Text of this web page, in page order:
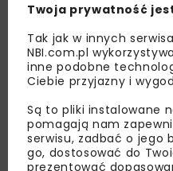
Zapisz się do
nas najlepsze
zaproszenia na
dedykowane akcje
Zapoznałam/em się z
Regulaminemoraz
podany przeze mnie adres
Twoja prywatność
Tak jak w innych
NBI.com.pl
inne podobne
Ciebie przyjazny i
Są to pliki instalowane
pomagają nam
serwisu, zadbać o jego
go, dostosować do
prezentować